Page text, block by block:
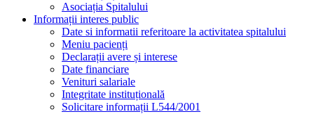
Asociația Spitalului
Informații interes public
Date si informatii referitoare la activitatea spitalului
Meniu pacienți
Declarații avere și interese
Date financiare
Venituri salariale
Integritate instituțională
Solicitare informații L544/2001